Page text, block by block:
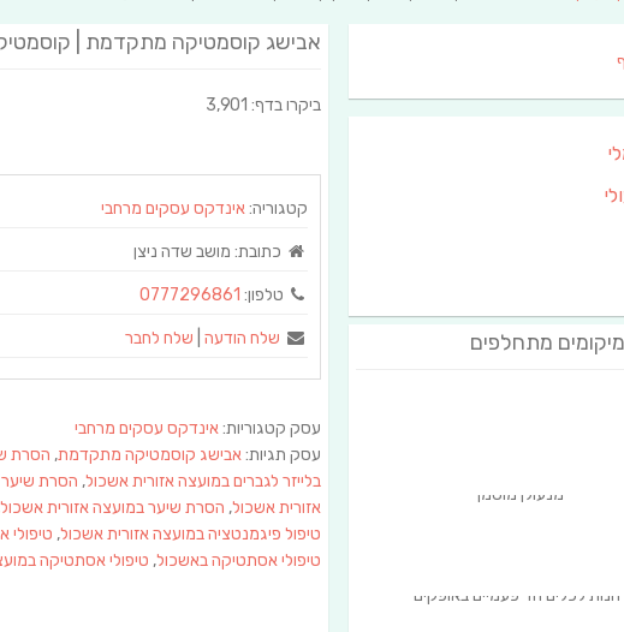
אבישג קוסמטיקה מתקדמת |
ביקרו בדף: 3,901
קטגוריה:אינדקס עסקים מרחבי
כתובת: מושב שדה ניצן
טלפון: 0777296861
שלח הודעה שלח לחבר
עסק קטגוריות:אינדקס עסקים מרחבי
עסק תגיות:אבישג קוסמטיקה מתקדמת, הסרת
בלייזר לגברים במועצה אזורית אשכול, הסרת שיער
אזורית אשכול, הסרת שיער במועצה אזורית אשכול
טיפול פיגמנטציה במועצה אזורית אשכול, טיפולי
טיפולי אסתטיקה באשכול, טיפולי אסתטיקה
מתחלפים